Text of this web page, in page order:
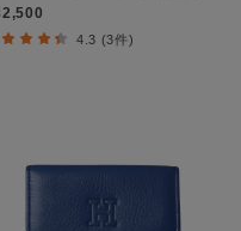
35511）
4.3 (3件)